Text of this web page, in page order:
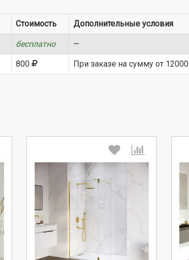
Стоимость Дополнительные условия
бесплатно —
800 При заказе на сумму от 12000
Выберите количество: